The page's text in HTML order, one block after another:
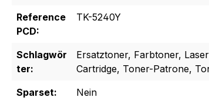
Reference
PCD:
TK-5240Y
Schlagwör
ter:
Ersatztoner, Farbtoner,
Cartridge, Toner-Patrone,
Sparset:
Nein